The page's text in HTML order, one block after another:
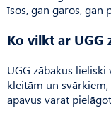
īsos, gan garos, gan
Ko vilkt ar UGG
UGG zābakus
kleitām un svārkiem,
apavus varat